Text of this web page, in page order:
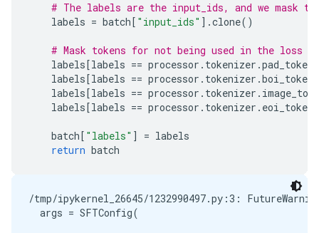
# The labels are the input_ids, and we mask
labels = batch[ "input_ids" ] .clone()
# Mask tokens for not being used in the loss
labels[labels == processor . tokenizer .
labels[labels == processor . tokenizer .
labels[labels == processor . tokenizer .
labels[labels == processor . tokenizer .
batch[ "labels" ] = labels
return batch
/tmp/ipykernel_26645/1232990497.py:3: